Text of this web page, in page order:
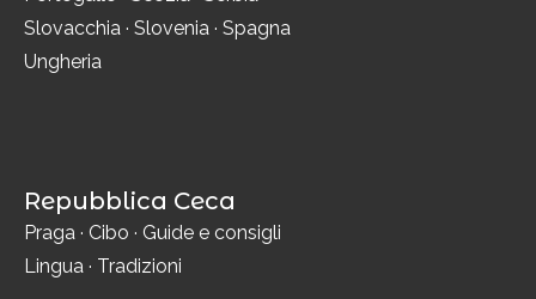
Slovacchia · Slovenia · Spagna
Ungheria
Repubblica Ceca
Praga · Cibo · Guide e consigli
Lingua · Tradizioni